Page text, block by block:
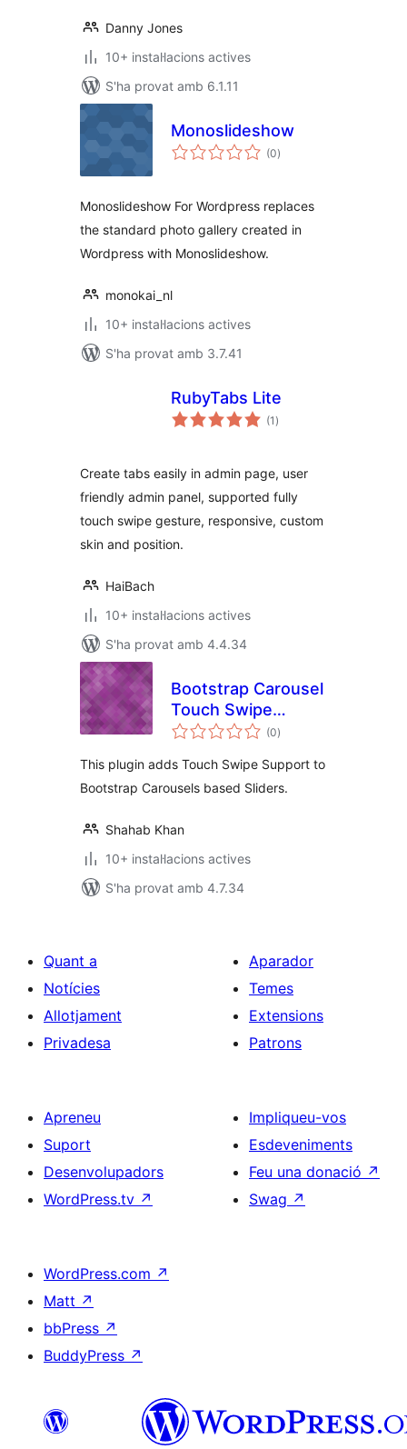
Danny Jones
10+ instal·lacions actives
S'ha provat amb 6.1.11
Monoslideshow
(0puntuacions
totals
)
Monoslideshow For Wordpress replaces
the standard photo gallery created in
Wordpress with Monoslideshow.
monokai_nl
10+ instal·lacions actives
S'ha provat amb 3.7.41
RubyTabs Lite
(1 puntuacions
totals
)
Create tabs easily in admin page, user
friendly admin panel, supported fully
touch swipe gesture, responsive, custom
skin and position.
HaiBach
10+ instal·lacions actives
S'ha provat amb 4.4.34
Bootstrap Carousel
Touch Swipe
Support
(0puntuacions
totals
)
This plugin adds Touch Swipe Support to
Bootstrap Carousels based Sliders.
Shahab Khan
10+ instal·lacions actives
S'ha provat amb 4.7.34
Quant a
Notícies
Allotjament
Privadesa
Aparador
Temes
Extensions
Patrons
Apreneu
Suport
Desenvolupadors
WordPress.tv ↗
Impliqueu-vos
Esdeveniments
Feu una donació ↗
Swag ↗
WordPress.com ↗
Matt ↗
bbPress ↗
BuddyPress ↗